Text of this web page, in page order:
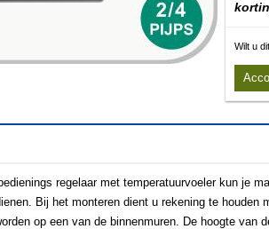
Wilt u
regelaar met temperatuurvoeler kun je
Bij het monteren dient u rekening te houden
op een van de binnenmuren. De hoogte van